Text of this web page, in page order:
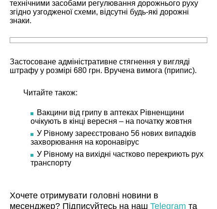
технічними засобами регулювання дорожнього руху
згідно узгодженої схеми, відсутні будь-які дорожні
знаки.
Застосоване адміністративне стягнення у вигляді
штрафу у розмірі 680 грн. Вручена вимога (припис).
Читайте також:
Вакцини від грипу в аптеках Рівненщини
очікують в кінці вересня – на початку жовтня
У Рівному зареєстровано 56 нових випадків
захворювання на коронавірус
У Рівному на вихідні частково перекриють рух
транспорту
Хочете отримувати головні новини в
месенджер? Підписуйтесь на наш Telegram та